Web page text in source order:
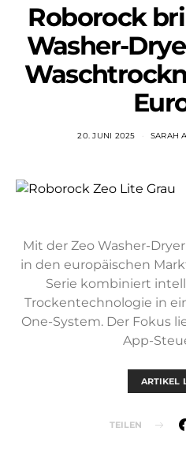
Roborock
Washer-
20. JUNI 2025 SARAH
Mit der Zeo Washer-
in den europäischen
Serie kombiniert
Trockentechnologie in
One-System. Der Fokus
App-
ARTIKEL
TEILEN